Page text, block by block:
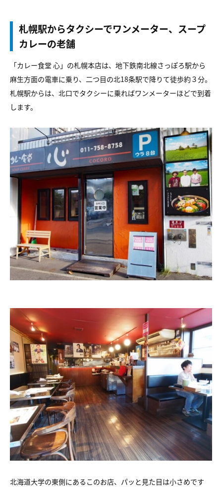
札幌駅からタクシーでワンメーター、スープ
カレーの老舗
「カレー食堂 心」の札幌本店は、地下鉄南北線さっぽろ駅から
麻生方面の電車に乗り、二つ目の北18条駅で降りて徒歩約３分。
札幌駅からは、北口でタクシーに乗ればワンメーターほどで到着
します。
北海道大学の東側にあるこのお店、パッと見た目は小さめです